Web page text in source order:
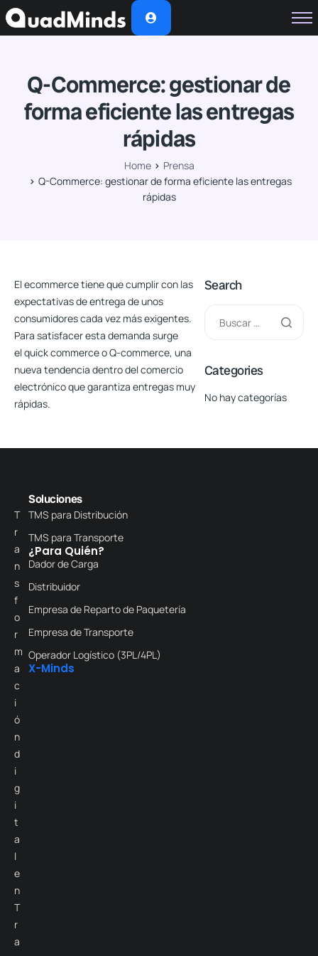
Soluciones
Casos de Éxito
Planes
Q-Commerce: gestionar de
forma eficiente las entregas
rápidas
Home
Prensa
Q-Commerce: gestionar de forma eficiente las entregas
rápidas
El ecommerce tiene que cumplir con las
expectativas de entrega de unos
consumidores cada vez más exigentes.
Para satisfacer esta demanda surge
elquick commerce o Q-commerce, una
nueva tendencia dentro del comercio
electrónico que garantiza entregas muy
rápidas.
Search
Categories
No hay categorías
T
r
a
n
s
f
o
r
m
a
c
i
ó
n
d
i
g
i
t
a
l
e
n
T
r
a
Soluciones
TMS para Distribución
TMS para Transporte
¿Para Quién?
Dador de Carga
Distribuidor
Empresa de Reparto de Paquetería
Empresa de Transporte
Operador Logístico (3PL/4PL)
X-Minds